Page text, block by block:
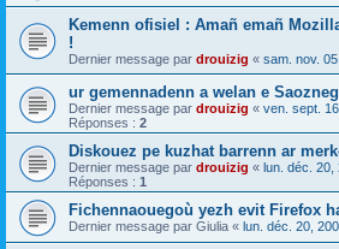
Kemenn ofisiel : Amañ emañ
!
Dernier message par drouizig « sam. nov.
ur gemennadenn a welan e
Dernier message par drouizig « ven. sept.
Réponses : 2
Diskouez pe kuzhat barrenn ar
Dernier message par drouizig « lun. déc. 20,
Réponses : 1
Fichennaouegoù yezh evit Firefox
Dernier message par Giulia « lun. déc. 20,